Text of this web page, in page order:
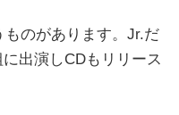
のがあります。Jr.だ
出演しCDもリリース